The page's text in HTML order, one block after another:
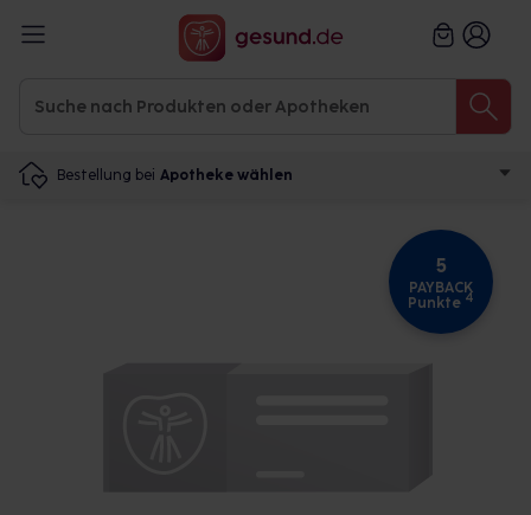
Bestellung bei Apotheke wählen
5
PAYBACK
Punkte 4